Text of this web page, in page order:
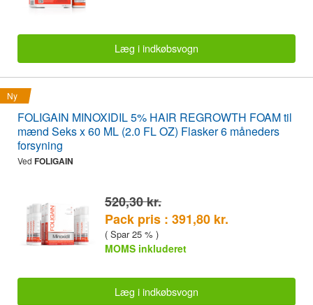
Læg i indkøbsvogn
Ny
FOLIGAIN MINOXIDIL 5% HAIR REGROWTH FOAM til
mænd Seks x 60 ML (2.0 FL OZ) Flasker 6 måneders
forsyning
Ved FOLIGAIN
520,30 kr.
Pack pris : 391,80 kr.
( Spar 25 % )
MOMS inkluderet
Læg i indkøbsvogn